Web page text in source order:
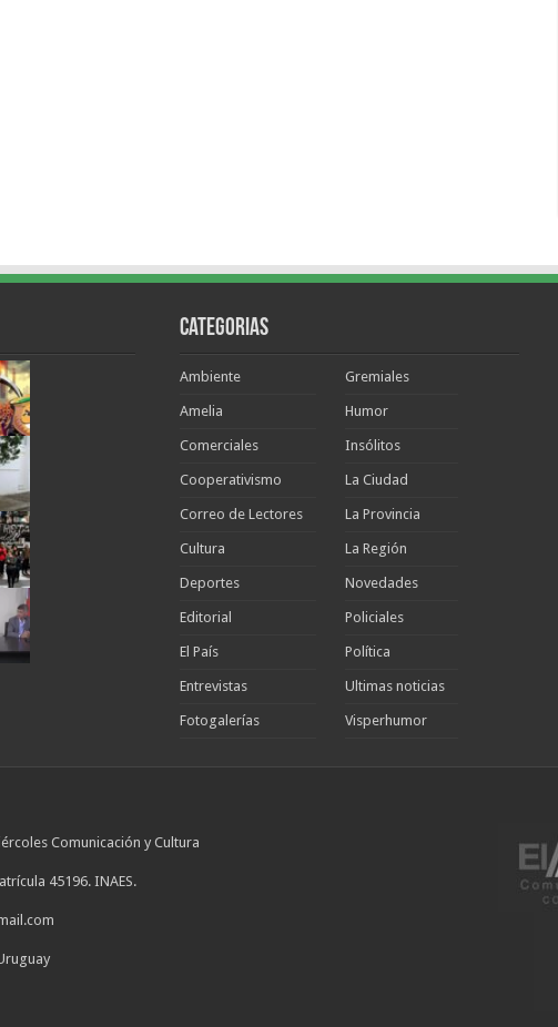
Categorias
Ambiente
Amelia
Comerciales
Cooperativismo
Correo de Lectores
Cultura
Deportes
Editorial
El País
Entrevistas
Fotogalerías
Gremiales
Humor
Insólitos
La Ciudad
La Provincia
La Región
Novedades
Policiales
Política
Ultimas noticias
Visperhumor
Comunicación y Cultura
45196. INAES.